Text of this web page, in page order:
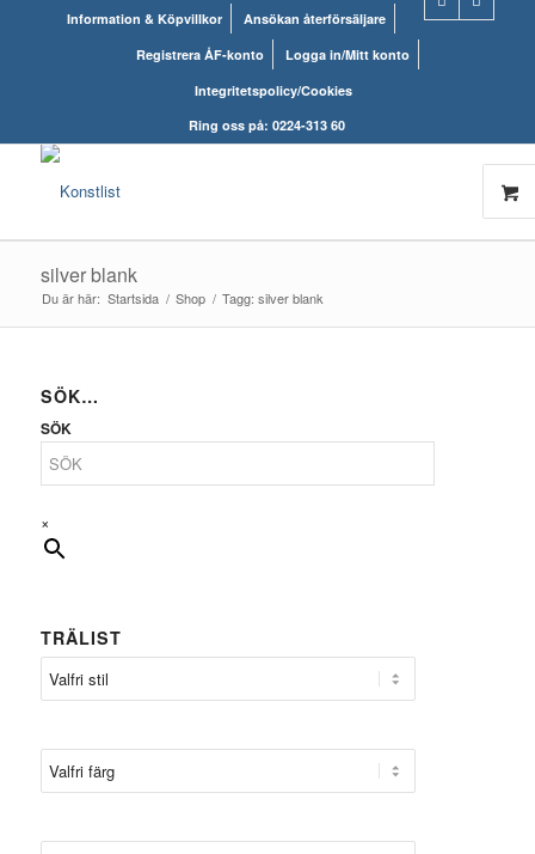
Information & Köpvillkor
Ansökan återförsäljare
Registrera ÅF-konto
Logga in/Mitt konto
Integritetspolicy/Cookies
Ring oss på: 0224-313 60
silver blank
Du är här: Startsida / Shop / Tagg: silver blank
SÖK…
SÖK
×
TRÄLIST